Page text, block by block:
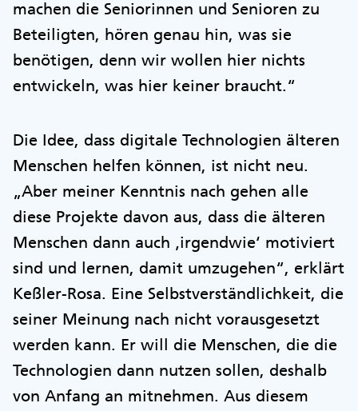
machen die Seniorinnen und Senioren zu
Beteiligten, hören genau hin, was sie
benötigen, denn wir wollen hier nichts
entwickeln, was hier keiner braucht.“
Die Idee, dass digitale Technologien älteren
Menschen helfen können, ist nicht neu.
„Aber meiner Kenntnis nach gehen alle
diese Projekte davon aus, dass die älteren
Menschen dann auch ‚irgendwie‘ motiviert
sind und lernen, damit umzugehen“, erklärt
Keßler-Rosa. Eine Selbstverständlichkeit, die
seiner Meinung nach nicht vorausgesetzt
werden kann. Er will die Menschen, die die
Technologien dann nutzen sollen, deshalb
von Anfang an mitnehmen. Aus diesem